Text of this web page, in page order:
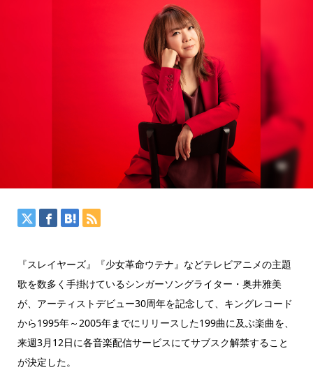
『スレイヤーズ』『少女革命ウテナ』などテレビアニメの主題
歌を数多く手掛けているシンガーソングライター・奥井雅美
が、アーティストデビュー30周年を記念して、キングレコード
から1995年～2005年までにリリースした199曲に及ぶ楽曲を、
来週3月12日に各音楽配信サービスにてサブスク解禁すること
が決定した。